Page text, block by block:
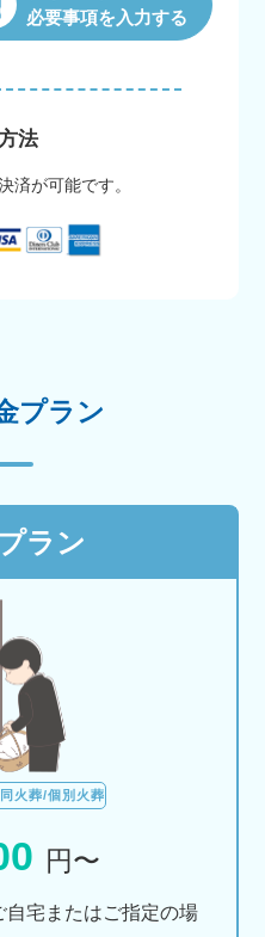
必要事項を入力する
法
済が可能です。
プラン
ラン
火葬/個別火葬
円〜
自宅またはご指定の場